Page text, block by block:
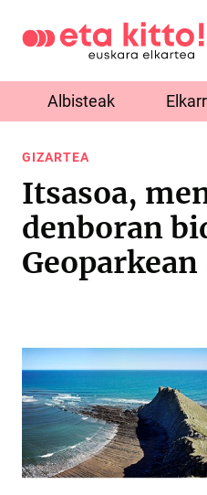
Albisteak
GIZARTEA
Itsasoa,
denboran
Geoparkean